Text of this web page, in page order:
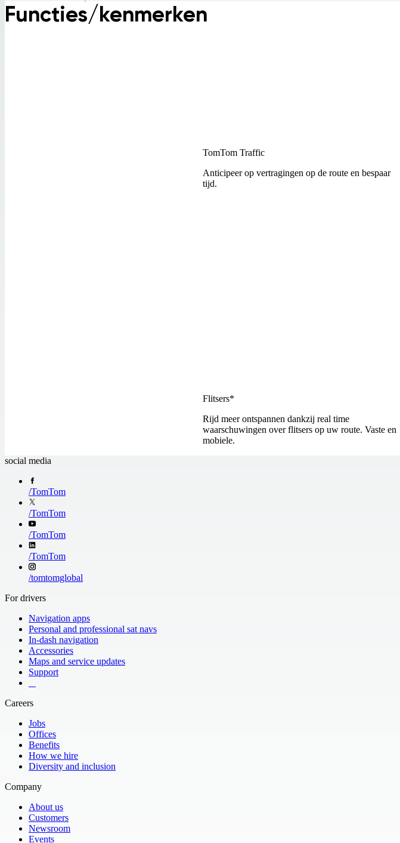
Functies/kenmerken
TomTom Traffic
Anticipeer op vertragingen op de route en bespaar
tijd.
Flitsers*
Rijd meer ontspannen dankzij real time
waarschuwingen over flitsers op uw route. Vaste en
mobiele.
social media
/TomTom
/TomTom
/TomTom
/TomTom
/tomtomglobal
For drivers
Navigation apps
Personal and professional sat navs
In-dash navigation
Accessories
Maps and service updates
Support
Careers
Jobs
Offices
Benefits
How we hire
Diversity and inclusion
Company
About us
Customers
Newsroom
Events